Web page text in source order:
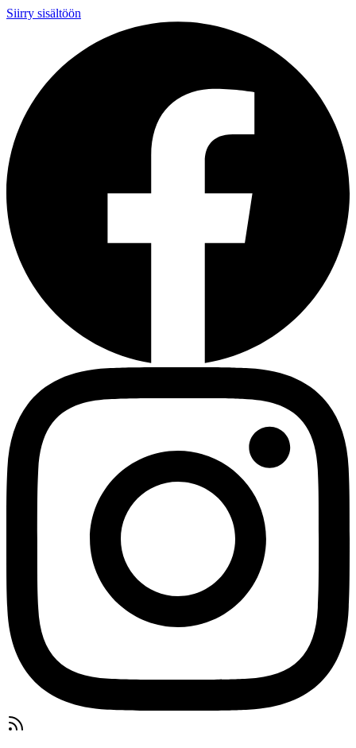
Siirry sisältöön